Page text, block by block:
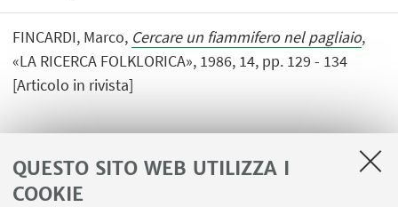
QUESTO SITO WEB UTILIZZA I
COOKIE
FINCARDI, Marco, Cercare un fiammifero nel pagliaio,
«LA RICERCA FOLKLORICA», 1986, 14, pp. 129 - 134
[Articolo in rivista]